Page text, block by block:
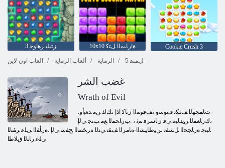
3 ﺰﺘﻴﻠﺑ ﺮﻫﺍﻮﺟ 10x10 ﺓﺍﺭﺎﺒﻤﻟﺍ ﻞﺘﻛ
Cookie Crush 3
العاب اون لاين
ألعاب الرماية الرماية 5 ﻞﻤﺘﻫ
غضب الشر
Wrath of Evil
.ﺕﺎﻤﺠﻬﻟﺍ ﻒﺜﻜﺗ ﻑﻮﺳﻭ ،ﻒﻗﻮﻤﻟﺍ ﻥﺎﻛ ﺍﺫﺇ ،ﻚﻟﺫ ﻦﻣ ﺪﻌﺑﺃﻭ
،ﻙﺭﺎﻌﻤﻟﺍ ﻦﻳﺩﺎﻴﻣ ﻲﻓ ﻥﺎﺳﺮﻓ ﻢﺛ ، .ﺏﺭﺎﺤﻤﻟﺍ ﻊﻣ ﺐﻨﺟ ﻰﻟﺇ
ﺎﺒﻨﺟ ﺓﺭﺎﺠﺤﻟﺍ ﻞﺸﻔﺗ ،ﻦﻴﻃﺎﻴﺸﻟﺍ-ﺓﺎﻣﺮﻟﺍ ﻒﻘﺗ ﻲﺘﻟﺍ ﺓﺮﺨﺼﻟﺍ ﺢﻔﺳ ﻰﻟﺇ .ﺓﺭﺄﻔﻟﺍ ﻰﻠﻋ ﺮﻘﻨﻟﺍ
ﻰﻠﻋ ﺭﺎﻨﻟﺍ ﻕﻼ ﻃﺍ